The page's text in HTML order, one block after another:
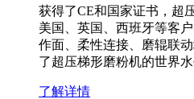
获得了CE和国家证书，超
美国、英国、西班牙等客
作面、柔性连接、磨辊联
了超压梯形磨粉机的世界
了解详情